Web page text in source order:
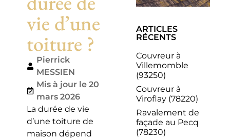
vie d’une
toiture ?
Pierrick
MESSIEN
Mis à jour le 20
mars 2026
La durée de vie
d’une toiture de
maison dépend
ARTICLES
RÉCENTS
Couvreur à
Villemomble
(93250)
Couvreur à
Viroflay (78220)
Ravalement de
façade au Pecq
(78230)